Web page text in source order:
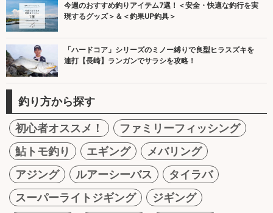
今週のおすすめ釣りアイテム7選！＜安全・快適な釣行を実
現するグッズ＞＆＜釣果UP釣具＞
「ハードコア」シリーズのミノー縛りで良型ヒラスズキを
連打【長崎】ランガンでサラシを攻略！
釣り方から探す
初心者オススメ！
ファミリーフィッシング
鮎トモ釣り
エギング
メバリング
アジング
ルアーシーバス
タイラバ
スーパーライトジギング
ジギング